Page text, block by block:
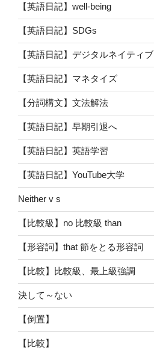
【英語日記】well-being
【英語日記】SDGs
【英語日記】デジタルネイティブ
【英語日記】マネタイズ
【分詞構文】文法解法
【英語日記】早期引退へ
【英語日記】英語学習
【英語日記】YouTube大学
Neither v s
【比較級】no 比較級 than
【形容詞】that 節をとる形容詞
【比較】比較級、最上級強調
決して～ない
【倒置】
【比較】